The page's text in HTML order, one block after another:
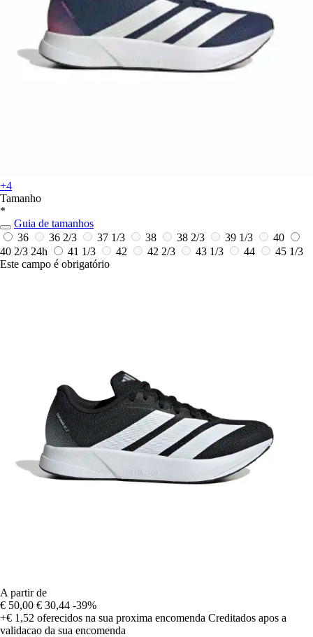
+4
Tamanho
*
Guia de tamanhos
36
36 2/3 37 1/3 38 38 2/3 39 1/3
40
40 2/3 24h 41 1/3 42 42 2/3 43 1/3 44
45 1/3
Este campo é obrigatório
A partir de
€ 50,00 € 30,44 -39%
+€ 1,52 oferecidos na sua proxima encomenda Creditados apos a
validacao da sua encomenda